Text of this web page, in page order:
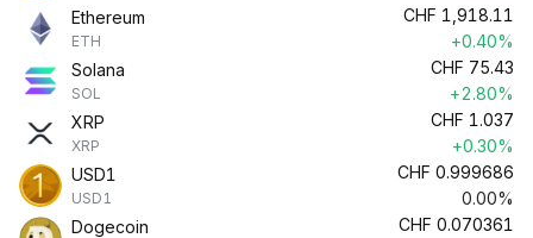
Ethereum
ETH
CHF 1,918.11
+0.40%
Solana
SOL
CHF 75.43
+2.80%
XRP
XRP
CHF 1.037
+0.30%
USD1
USD1
CHF 0.999686
0.00%
Dogecoin
CHF 0.070361